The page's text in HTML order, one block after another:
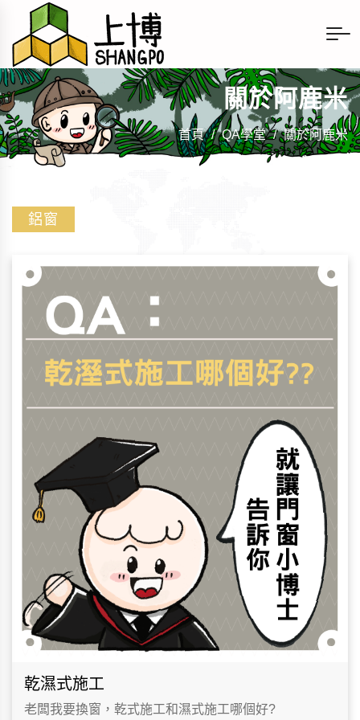
關於阿鹿米
首頁 / QA學堂 / 關於阿鹿米
鋁窗
乾濕式施工
老闆我要換窗，乾式施工和濕式施工哪個好?